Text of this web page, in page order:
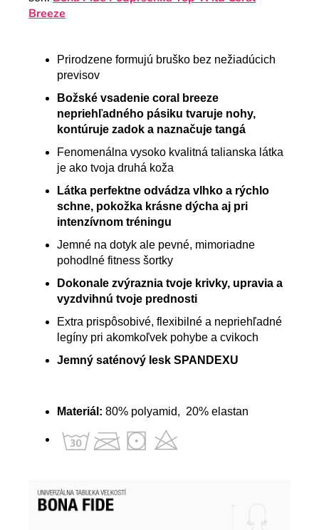
Breeze
Prirodzene formujú bruško bez nežiadúcich
previsov
Božské vsadenie coral breeze
nepriehľadného pásiku tvaruje nohy,
kontúruje zadok a naznačuje tangá
Fenomenálna vysoko kvalitná talianska látka
je ako tvoja druhá koža
Látka perfektne odvádza vlhko a rýchlo
schne, pokožka krásne dýcha aj pri
intenzívnom tréningu
Jemné na dotyk ale pevné, mimoriadne
pohodlné fitness šortky
Dokonale zvýraznia tvoje krivky, upravia a
vyzdvihnú tvoje prednosti
Extra prispôsobivé, flexibilné a nepriehľadné
legíny pri akomkoľvek pohybe a cvikoch
Jemný saténový lesk SPANDEXU
Materiál: 80% polyamid, 20% elastan